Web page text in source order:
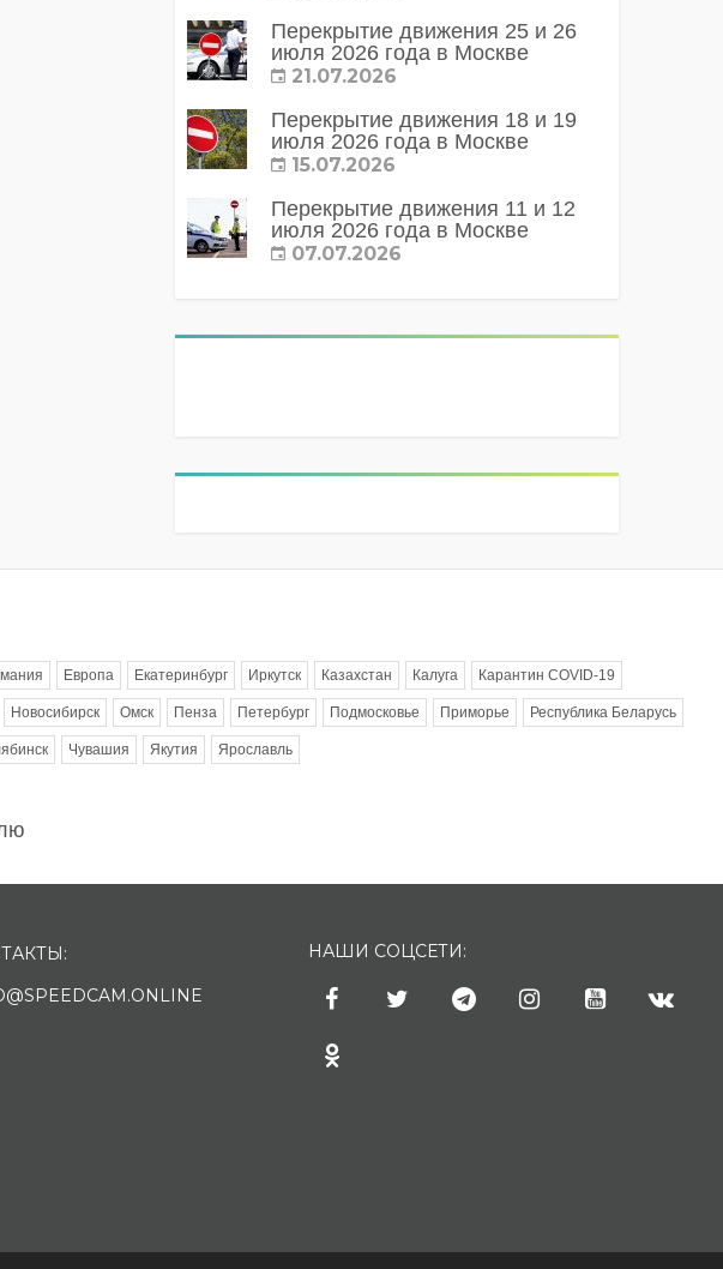
Перекрытие движения 25 и 26
июля 2026 года в Москве
21.07.2026
Перекрытие движения 18 и 19
июля 2026 года в Москве
15.07.2026
Перекрытие движения 11 и 12
июля 2026 года в Москве
07.07.2026
Европа Екатеринбург Иркутск Казахстан Калуга Карантин COVID-19
Новосибирск Омск Пенза Петербург Подмосковье Приморье Республика Беларусь
Чувашия Якутия Ярославль
НАШИ СОЦСЕТИ: